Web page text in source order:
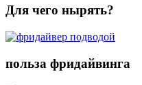
Для чего нырять?
польза фридайвинга